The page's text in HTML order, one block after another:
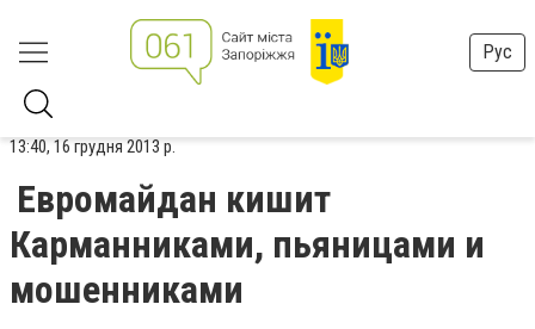
Рус
13:40, 16 грудня 2013 р.
Евромайдан кишит
Карманниками, пьяницами и
мошенниками